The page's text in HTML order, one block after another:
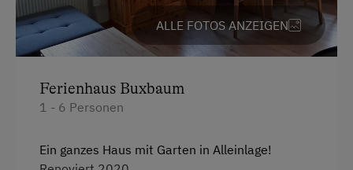
Alleinstehende Villa
Almhüttendorf
Ermäßigungen in Vor- und Nachsaison
Für max. 6 Personen
ALLE FOTOS ANZEIGEN
Ferienhaus Buxbaum
1 - 6 Personen
Ein ganzes Haus mit Garten in Alleinlage!